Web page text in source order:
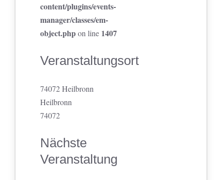
content/plugins/events-
manager/classes/em-
object.phpon line 1407
Veranstaltungsort
74072 Heilbronn
Heilbronn
74072
Nächste
Veranstaltung